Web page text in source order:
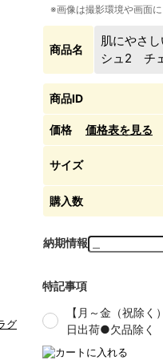
グ
※画像は撮影環境や画面
商品名
肌にやさ
シュ2 チ
商品ID
価格 価格表を見る
サイズ
購入数
納期情報
特記事項
【月～金（祝除
日出荷●欠品除く